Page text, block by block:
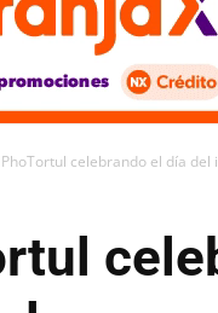
PhoTortul celebrando el día